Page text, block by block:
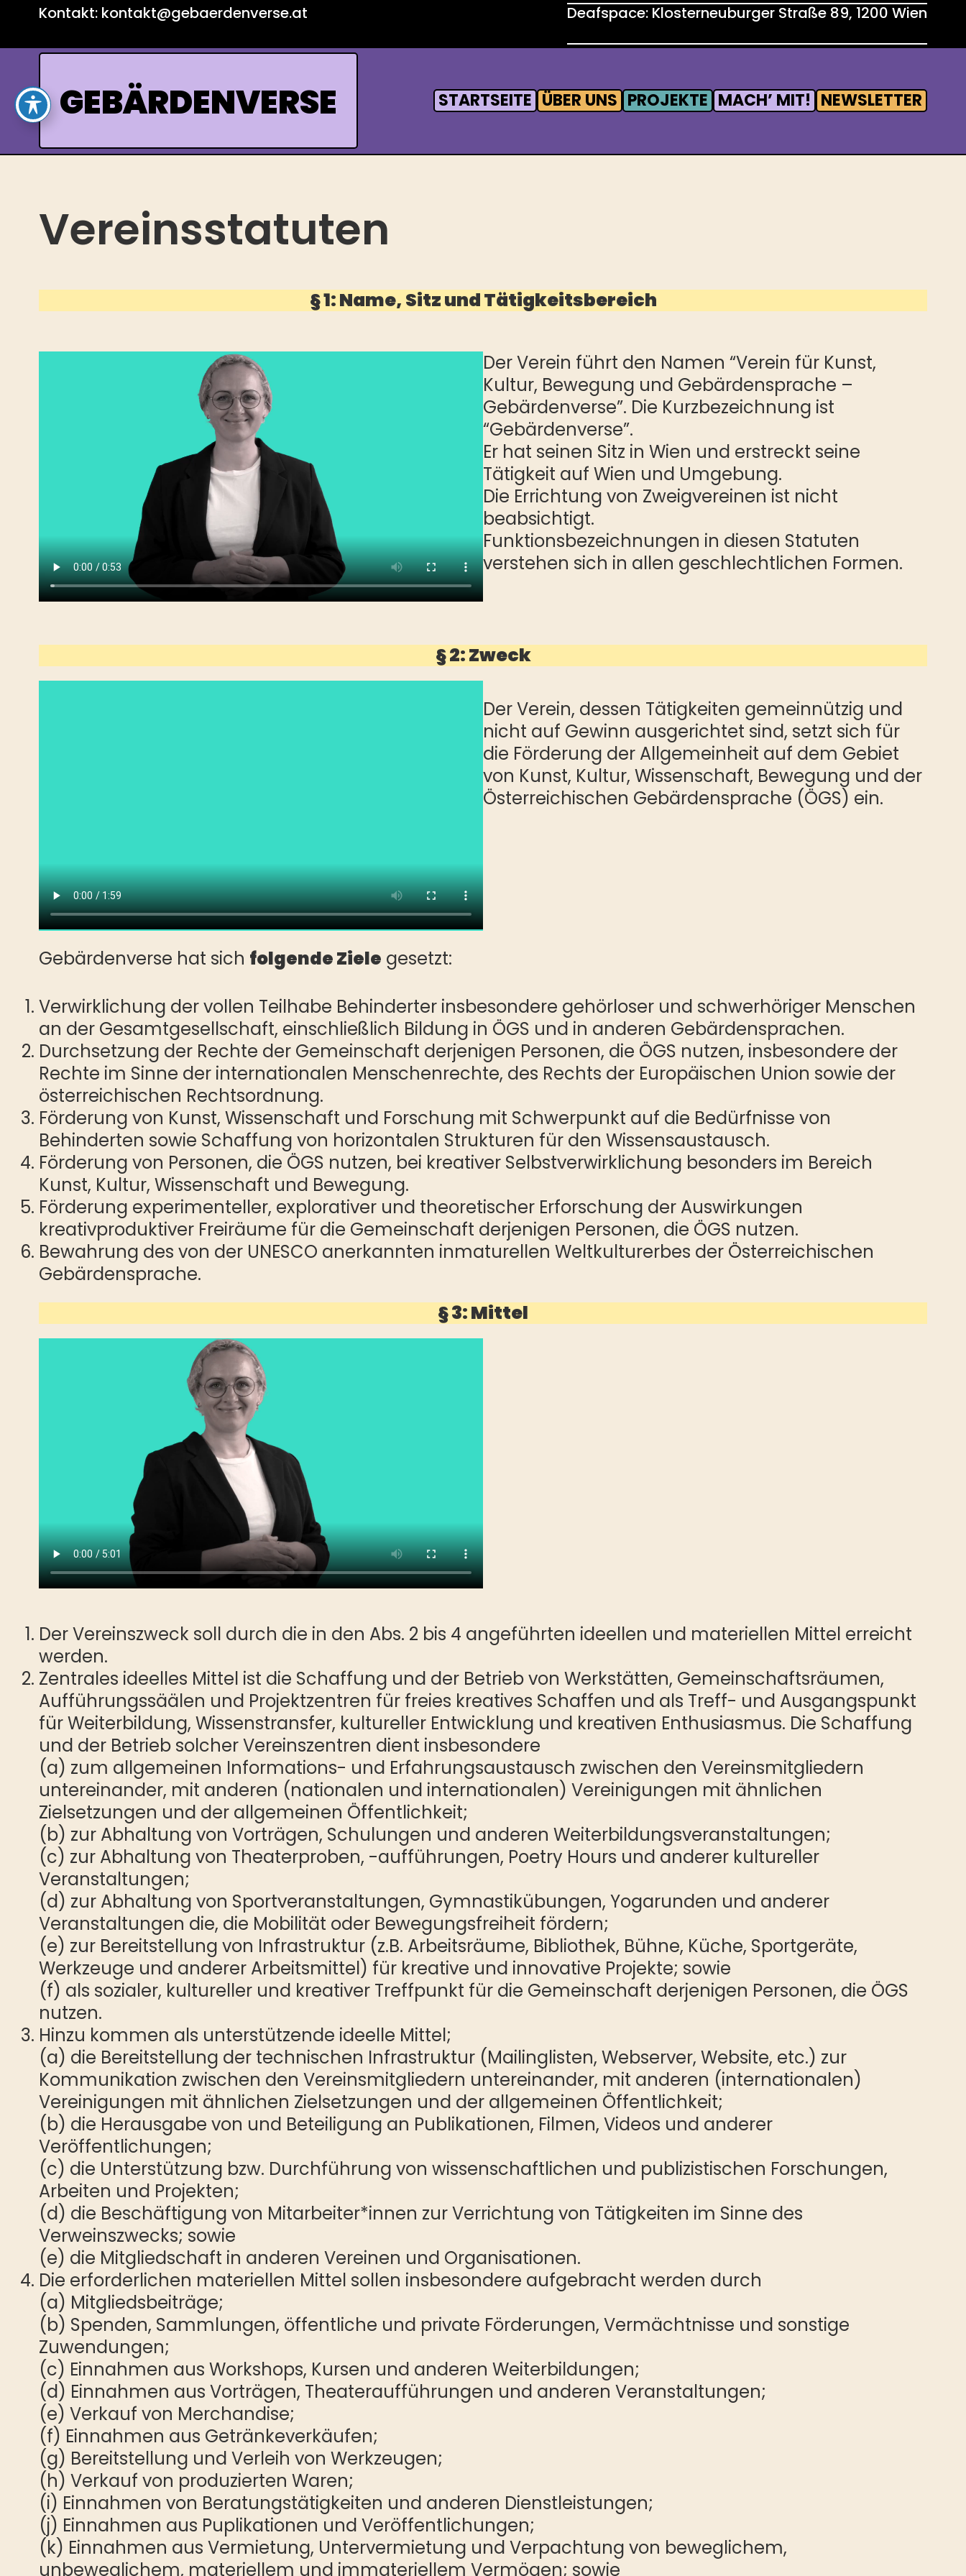
content
Kontakt: kontakt@gebaerdenverse.at Deafspace: Klosterneuburger Straße 89, 1200 Wien
GEBÄRDENVERSE STARTSEITE ÜBER UNS PROJEKTE MACH’ MIT! NEWSLETTER
Vereinsstatuten
§ 1: Name, Sitz und Tätigkeitsbereich
Der Verein führt den Namen “Verein für Kunst,
Kultur, Bewegung und Gebärdensprache –
Gebärdenverse”. Die Kurzbezeichnung ist
“Gebärdenverse”.
Er hat seinen Sitz in Wien und erstreckt seine
Tätigkeit auf Wien und Umgebung.
Die Errichtung von Zweigvereinen ist nicht
beabsichtigt.
Funktionsbezeichnungen in diesen Statuten
verstehen sich in allen geschlechtlichen Formen.
§ 2: Zweck
Der Verein, dessen Tätigkeiten gemeinnützig und
nicht auf Gewinn ausgerichtet sind, setzt sich für
die Förderung der Allgemeinheit auf dem Gebiet
von Kunst, Kultur, Wissenschaft, Bewegung und der
Österreichischen Gebärdensprache (ÖGS) ein.
Gebärdenverse hat sich folgende Ziele gesetzt:
Verwirklichung der vollen Teilhabe Behinderter insbesondere gehörloser und schwerhöriger Menschen
an der Gesamtgesellschaft, einschließlich Bildung in ÖGS und in anderen Gebärdensprachen.
Durchsetzung der Rechte der Gemeinschaft derjenigen Personen, die ÖGS nutzen, insbesondere der
Rechte im Sinne der internationalen Menschenrechte, des Rechts der Europäischen Union sowie der
österreichischen Rechtsordnung.
Förderung von Kunst, Wissenschaft und Forschung mit Schwerpunkt auf die Bedürfnisse von
Behinderten sowie Schaffung von horizontalen Strukturen für den Wissensaustausch.
Förderung von Personen, die ÖGS nutzen, bei kreativer Selbstverwirklichung besonders im Bereich
Kunst, Kultur, Wissenschaft und Bewegung.
Förderung experimenteller, explorativer und theoretischer Erforschung der Auswirkungen
kreativproduktiver Freiräume für die Gemeinschaft derjenigen Personen, die ÖGS nutzen.
Bewahrung des von der UNESCO anerkannten inmaturellen Weltkulturerbes der Österreichischen
Gebärdensprache.
§ 3: Mittel
Der Vereinszweck soll durch die in den Abs. 2 bis 4 angeführten ideellen und materiellen Mittel erreicht
werden.
Zentrales ideelles Mittel ist die Schaffung und der Betrieb von Werkstätten, Gemeinschaftsräumen,
Aufführungssäälen und Projektzentren für freies kreatives Schaffen und als Treff- und Ausgangspunkt
für Weiterbildung, Wissenstransfer, kultureller Entwicklung und kreativen Enthusiasmus. Die Schaffung
und der Betrieb solcher Vereinszentren dient insbesondere
(a) zum allgemeinen Informations- und Erfahrungsaustausch zwischen den Vereinsmitgliedern
untereinander, mit anderen (nationalen und internationalen) Vereinigungen mit ähnlichen
Zielsetzungen und der allgemeinen Öffentlichkeit;
(b) zur Abhaltung von Vorträgen, Schulungen und anderen Weiterbildungsveranstaltungen;
(c) zur Abhaltung von Theaterproben, -aufführungen, Poetry Hours und anderer kultureller
Veranstaltungen;
(d) zur Abhaltung von Sportveranstaltungen, Gymnastikübungen, Yogarunden und anderer
Veranstaltungen die, die Mobilität oder Bewegungsfreiheit fördern;
(e) zur Bereitstellung von Infrastruktur (z.B. Arbeitsräume, Bibliothek, Bühne, Küche, Sportgeräte,
Werkzeuge und anderer Arbeitsmittel) für kreative und innovative Projekte; sowie
(f) als sozialer, kultureller und kreativer Treffpunkt für die Gemeinschaft derjenigen Personen, die ÖGS
nutzen.
Hinzu kommen als unterstützende ideelle Mittel;
(a) die Bereitstellung der technischen Infrastruktur (Mailinglisten, Webserver, Website, etc.) zur
Kommunikation zwischen den Vereinsmitgliedern untereinander, mit anderen (internationalen)
Vereinigungen mit ähnlichen Zielsetzungen und der allgemeinen Öffentlichkeit;
(b) die Herausgabe von und Beteiligung an Publikationen, Filmen, Videos und anderer
Veröffentlichungen;
(c) die Unterstützung bzw. Durchführung von wissenschaftlichen und publizistischen Forschungen,
Arbeiten und Projekten;
(d) die Beschäftigung von Mitarbeiter*innen zur Verrichtung von Tätigkeiten im Sinne des
Verweinszwecks; sowie
(e) die Mitgliedschaft in anderen Vereinen und Organisationen.
Die erforderlichen materiellen Mittel sollen insbesondere aufgebracht werden durch
(a) Mitgliedsbeiträge;
(b) Spenden, Sammlungen, öffentliche und private Förderungen, Vermächtnisse und sonstige
Zuwendungen;
(c) Einnahmen aus Workshops, Kursen und anderen Weiterbildungen;
(d) Einnahmen aus Vorträgen, Theateraufführungen und anderen Veranstaltungen;
(e) Verkauf von Merchandise;
(f) Einnahmen aus Getränkeverkäufen;
(g) Bereitstellung und Verleih von Werkzeugen;
(h) Verkauf von produzierten Waren;
(i) Einnahmen von Beratungstätigkeiten und anderen Dienstleistungen;
(j) Einnahmen aus Puplikationen und Veröffentlichungen;
(k) Einnahmen aus Vermietung, Untervermietung und Verpachtung von beweglichem,
unbeweglichem, materiellem und immateriellem Vermögen; sowie